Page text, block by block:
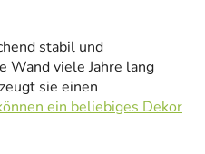
stabil und
Wand viele Jahre lang
sie einen
ein beliebiges Dekor